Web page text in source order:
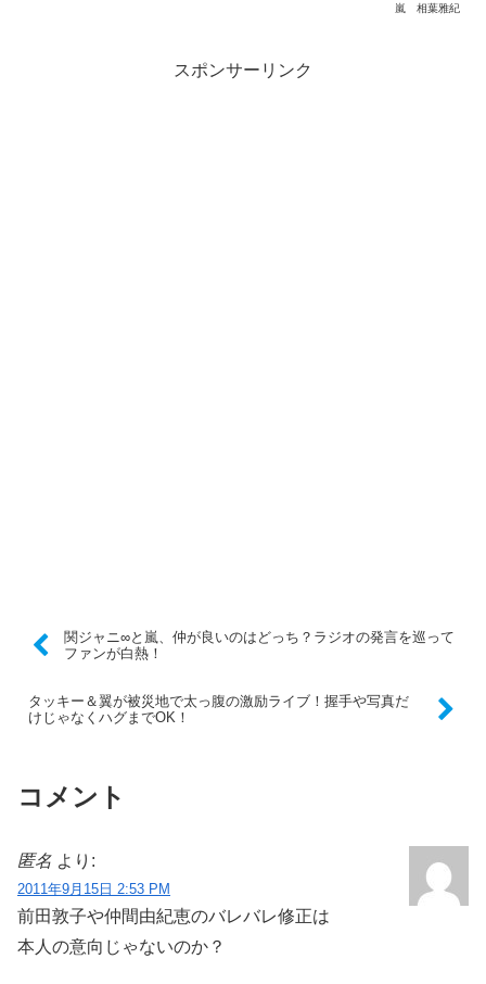
嵐
相葉雅紀
スポンサーリンク
関ジャニ∞と嵐、仲が良いのはどっち？ラジオの発言を巡って
ファンが白熱！
タッキー＆翼が被災地で太っ腹の激励ライブ！握手や写真だ
けじゃなくハグまでOK！
コメント
匿名 より:
2011年9月15日 2:53 PM
前田敦子や仲間由紀恵のバレバレ修正は
本人の意向じゃないのか？